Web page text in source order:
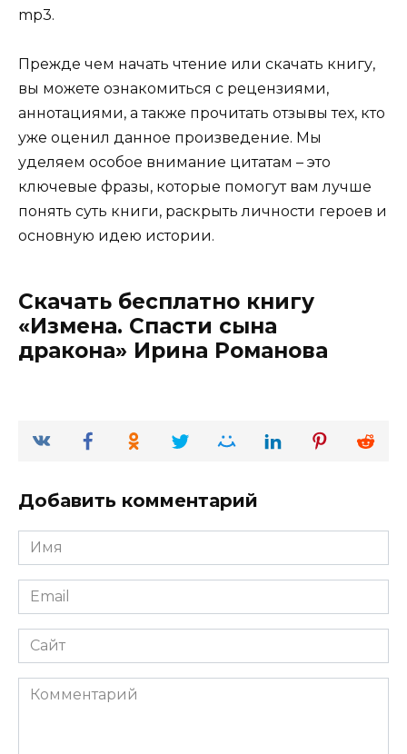
mp3.
Прежде чем начать чтение или скачать книгу,
вы можете ознакомиться с рецензиями,
аннотациями, а также прочитать отзывы тех, кто
уже оценил данное произведение. Мы
уделяем особое внимание цитатам – это
ключевые фразы, которые помогут вам лучше
понять суть книги, раскрыть личности героев и
основную идею истории.
Скачать бесплатно книгу
«Измена. Спасти сына
дракона» Ирина Романова
Добавить комментарий
Имя
*
Email
*
Сайт
Комментарий